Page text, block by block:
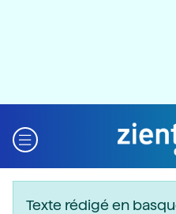
Texte rédigé en